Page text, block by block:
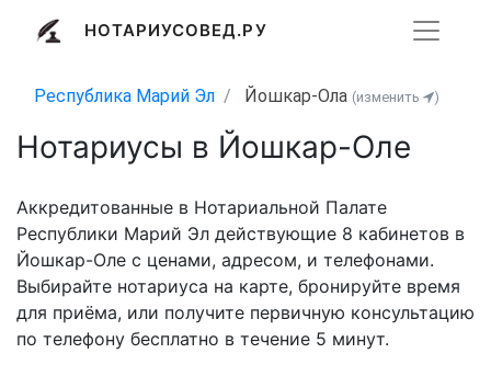
НОТАРИУСОВЕД.РУ
Республика Марий Эл Йошкар-Ола (изменить )
Нотариусы в Йошкар-Оле
Аккредитованные в Нотариальной Палате
Республики Марий Эл действующие 8 кабинетов в
Йошкар-Оле с ценами, адресом, и телефонами.
Выбирайте нотариуса на карте, бронируйте время
для приёма, или получите первичную консультацию
по телефону бесплатно в течение 5 минут.